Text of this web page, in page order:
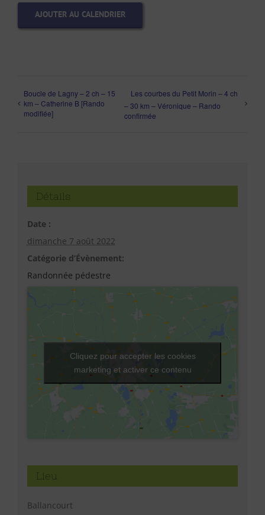
AJOUTER AU CALENDRIER
Boucle de Lagny – 2 ch – 15
km – Catherine B [Rando
modifiée]
Les courbes du Petit Morin – 4 ch
– 30 km – Véronique – Rando
confirmée
Détails
Date :
dimanche 7 août 2022
Catégorie d’Évènement:
Randonnée pédestre
Lieu
Ballancourt
Cliquez pour accepter les cookies
marketing et activer ce contenu